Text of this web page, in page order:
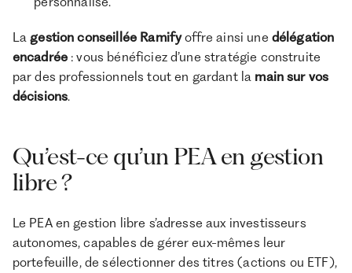
Lagestion conseillée Ramifyoffre ainsi une délégation
encadrée : vous bénéficiez d’une stratégie construite
par des professionnels tout en gardant la main sur vos
décisions.
Qu’est-ce qu’un PEA en gestion
libre ?
Le PEA en gestion libre s’adresse aux investisseurs
autonomes, capables de gérer eux-mêmes leur
portefeuille, de sélectionner des titres (actions ou ETF),